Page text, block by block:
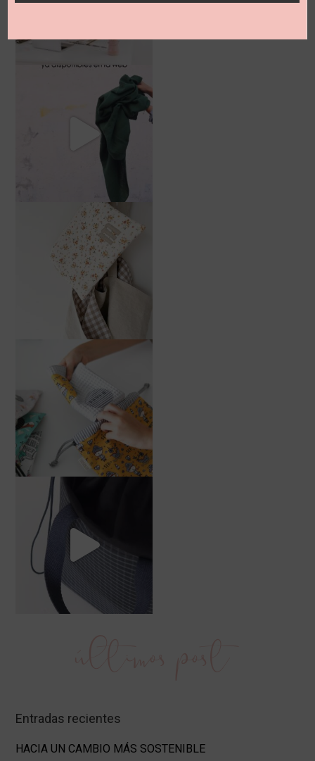
Entradas recientes
HACIA UN CAMBIO MÁS SOSTENIBLE